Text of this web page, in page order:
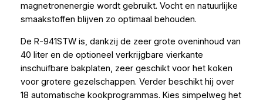
magnetronenergie wordt gebruikt. Vocht en natuurlijke
smaakstoffen blijven zo optimaal behouden.
De R-941STW is, dankzij de zeer grote oveninhoud van
40 liter en de optioneel verkrijgbare vierkante
inschuifbare bakplaten, zeer geschikt voor het koken
voor grotere gezelschappen. Verder beschikt hij over
18 automatische kookprogrammas. Kies simpelweg het